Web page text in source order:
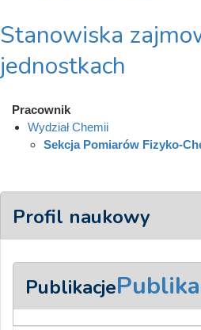
Stanowiska
jednostkach
Pracownik
Wydział Chemii
Sekcja Pomiarów Fizyko-
Profil naukowy
Publikacje